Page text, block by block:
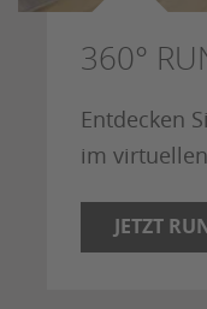
360°
Entdecken
im
JETZT